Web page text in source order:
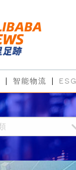
智能物流 ESG